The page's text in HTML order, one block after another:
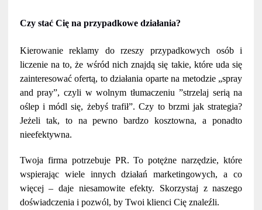
Czy stać Cię na przypadkowe działania?
Kierowanie reklamy do rzeszy przypadkowych osób i
liczenie na to, że wśród nich znajdą się takie, które uda się
zainteresować ofertą, to działania oparte na metodzie „spray
and pray”, czyli w wolnym tłumaczeniu ”strzelaj serią na
oślep i módl się, żebyś trafił”. Czy to brzmi jak strategia?
Jeżeli tak, to na pewno bardzo kosztowna, a ponadto
nieefektywna.
Twoja firma potrzebuje PR. To potężne narzędzie, które
wspierając wiele innych działań marketingowych, a co
więcej – daje niesamowite efekty. Skorzystaj z naszego
doświadczenia i pozwól, by Twoi klienci Cię znaleźli.